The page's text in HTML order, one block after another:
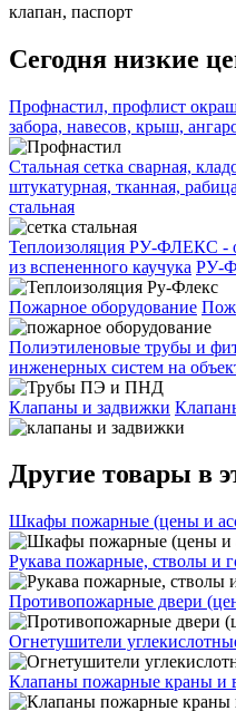
клапан, паспорт
Сегодня низкие
Профнастил, профлист
забора, навесов, крыш,
Стальная сетка сварная,
штукатурная, тканная,
стальная
Теплоизоляция РУ-ФЛЕКС -
из вспененного каучука РУ-
Пожарное оборудование
Полиэтиленовые трубы и
инженерных систем на
Клапаны и задвижки
Другие товары в
Шкафы пожарные (цены и
Рукава пожарные, стволы и
Противопожарные двери
Огнетушители
Клапаны пожарные краны и